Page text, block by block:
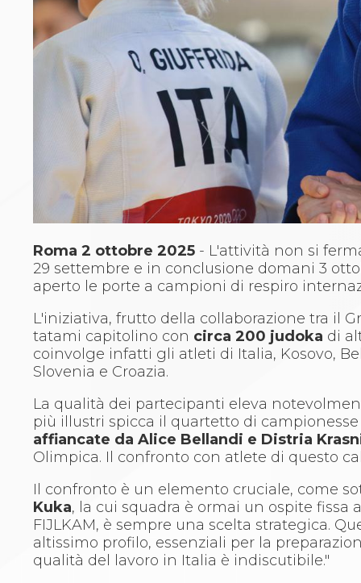
Archivio eventi
Dove siamo
Comitati Regionali
Società
Cerca Società Sportive
Media
Rassegna stampa
Pubblicazioni FIJLKAM
Libreria FIJLKAM
Athlon.net
Rivista ATHLON
Galleria Fotografica
Video
Partners
Trasparenza
FIJLKAM trasparente
Amministrazione
Avvisi
Gare d’Appalto
Whistleblowing
La disciplina
News
Attività Didattica
Gare e Risultati
Arbitri
Lotta
La disciplina
News
Gare e Risultati
Roma 2 ottobre 2025 - L'attività non si
29 settembre e in conclusione domani 3
aperto le porte a campioni di respiro
L'iniziativa, frutto della collaborazione tra il
tatami capitolino con circa 200 judoka di
coinvolge infatti gli atleti di Italia, Kosovo,
Slovenia e Croazia.
La qualità dei partecipanti eleva
più illustri spicca il quartetto di
affiancate da Alice Bellandi e Distria
Olimpica. Il confronto con atlete di questo
Il confronto è un elemento cruciale, come
Kuka, la cui squadra è ormai un ospite fissa
FIJLKAM, è sempre una scelta strategica.
altissimo profilo, essenziali per la
qualità del lavoro in Italia è indiscutibile."